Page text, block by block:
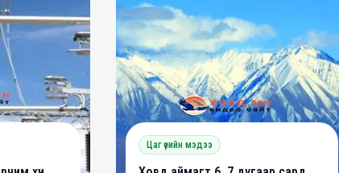
Цаг үеийн мэдээ